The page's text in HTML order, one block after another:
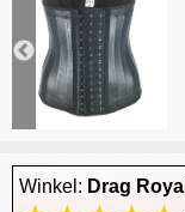
Winkel: Drag Royal